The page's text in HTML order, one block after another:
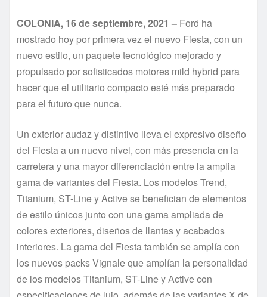
COLONIA, 16 de septiembre, 2021 – Ford ha
mostrado hoy por primera vez el nuevo Fiesta, con un
nuevo estilo, un paquete tecnológico mejorado y
propulsado por sofisticados motores mild hybrid para
hacer que el utilitario compacto esté más preparado
para el futuro que nunca.
Un exterior audaz y distintivo lleva el expresivo diseño
del Fiesta a un nuevo nivel, con más presencia en la
carretera y una mayor diferenciación entre la amplia
gama de variantes del Fiesta. Los modelos Trend,
Titanium, ST-Line y Active se benefician de elementos
de estilo únicos junto con una gama ampliada de
colores exteriores, diseños de llantas y acabados
interiores. La gama del Fiesta también se amplía con
los nuevos packs Vignale que amplían la personalidad
de los modelos Titanium, ST-Line y Active con